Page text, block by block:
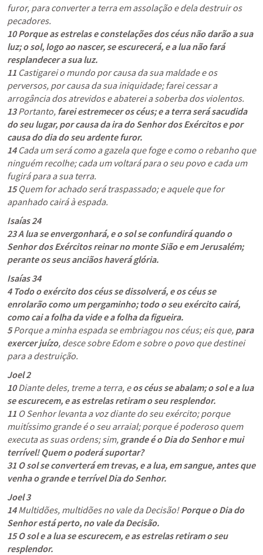
furor, para converter a terra em assolação e dela destruir os
10 Porque as estrelas e constelações dos céus não darão a sua
luz; o sol, logo ao nascer, se escurecerá, e a lua não fará
resplandecer a sua luz.
11 Castigarei o mundo por causa da sua maldade e os
perversos, por causa da sua iniquidade; farei cessar a
13 Portanto, farei estremecer os céus; e a terra será sacudida
do seu lugar, por causa da ira do Senhor dos Exércitos e por
causa do dia do seu ardente furor.
14 Cada um será como a gazela que foge e como o rebanho que
ninguém recolhe; cada um voltará para o seu povo e cada um
15 Quem for achado será traspassado; e aquele que for
apanhado cairá à espada.
Isaías 24
23A lua se envergonhará, e o sol se confundirá quando o
Senhor dos Exércitos reinar no monte Sião e em Jerusalém;
perante os seus anciãos haverá glória.
Isaías 34
4 Todo o exército dos céus se dissolverá, e os céus se
enrolarão como um pergaminho; todo o seu exército cairá,
como cai a folha da vide e a folha da figueira.
5 Porque a minha espada se embriagou nos céus; eis que, para
exercer juízo, desce sobre Edom e sobre o povo que destinei
para a destruição.
Joel 2
10 Diante deles, treme a terra, e os céus se abalam; o sol e a lua
se escurecem, e as estrelas retiram o seu resplendor.
11 O Senhor levanta a voz diante do seu exército; porque
muitíssimo grande é o seu arraial; porque é poderoso quem
executa as suas ordens; sim, grande é o Dia do Senhor e mui
terrível! Quem o poderá suportar?
31 O sol se converterá em trevas, e a lua, em sangue, antes que
venha o grande e terrível Dia do Senhor.
Joel 3
14 Multidões, multidões no vale da Decisão! Porque o Dia do
Senhor está perto, no vale da Decisão.
15 O sol e a lua se escurecem, e as estrelas retiram o seu
resplendor.